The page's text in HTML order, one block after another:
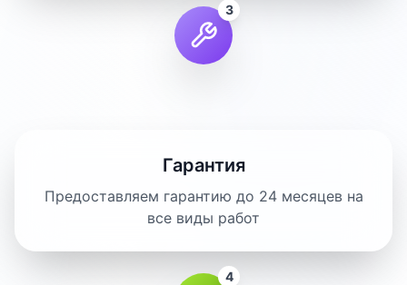
3
Гарантия
Предоставляем гарантию до 24 месяцев на
все виды работ
4